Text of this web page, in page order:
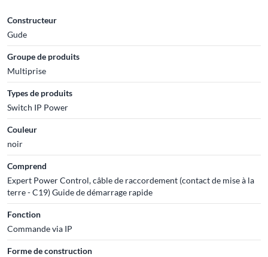
Constructeur
Gude
Groupe de produits
Multiprise
Types de produits
Switch IP Power
Couleur
noir
Comprend
Expert Power Control, câble de raccordement (contact de mise à la
terre - C19) Guide de démarrage rapide
Fonction
Commande via IP
Forme de construction